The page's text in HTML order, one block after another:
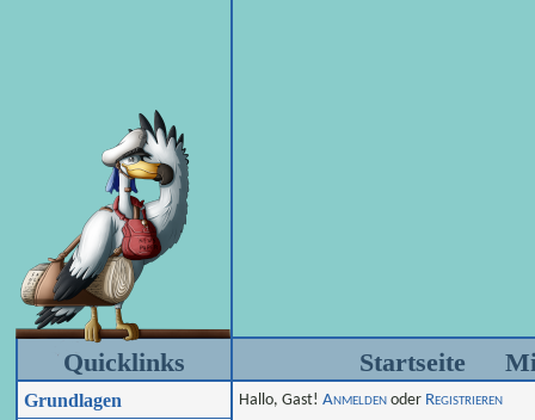
Quicklinks
Grundlagen
Startseite
Hallo, Gast! Anmelden oder Registrieren